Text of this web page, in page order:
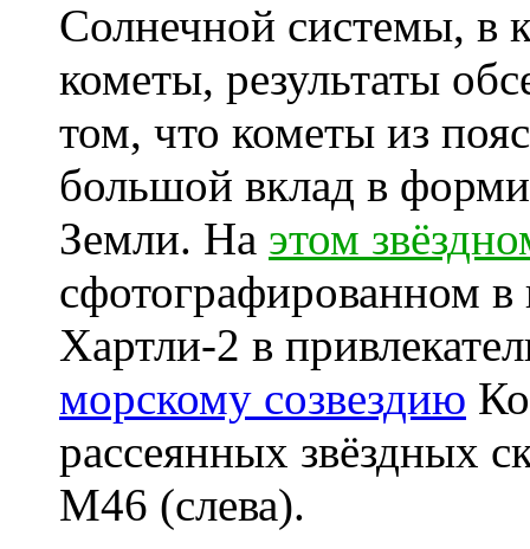
Солнечной системы, в
кометы, результаты
том, что кометы из
большой вклад в
Земли. На этом
сфотографированном
Хартли-2 в
морскому созвездию
рассеянных звёздных
M46 (слева).